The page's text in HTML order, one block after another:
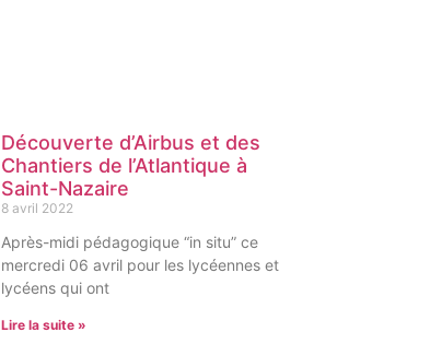
Découverte d’Airbus et des
Chantiers de l’Atlantique à
Saint-Nazaire
8 avril 2022
Après-midi pédagogique “in situ” ce
mercredi 06 avril pour les lycéennes et
lycéens qui ont
Lire la suite »